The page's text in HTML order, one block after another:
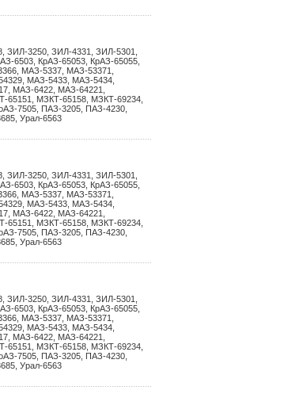
ЗИЛ-3250, ЗИЛ-4331, ЗИЛ-5301,
6503, КрАЗ-65053, КрАЗ-65055,
МАЗ-5337, МАЗ-53371,
МАЗ-5433, МАЗ-5434,
МАЗ-6422, МАЗ-64221,
МЗКТ-65158, МЗКТ-69234,
7505, ПАЗ-3205, ПАЗ-4230,
Урал-6563
ЗИЛ-3250, ЗИЛ-4331, ЗИЛ-5301,
6503, КрАЗ-65053, КрАЗ-65055,
МАЗ-5337, МАЗ-53371,
МАЗ-5433, МАЗ-5434,
МАЗ-6422, МАЗ-64221,
МЗКТ-65158, МЗКТ-69234,
7505, ПАЗ-3205, ПАЗ-4230,
Урал-6563
ЗИЛ-3250, ЗИЛ-4331, ЗИЛ-5301,
6503, КрАЗ-65053, КрАЗ-65055,
МАЗ-5337, МАЗ-53371,
МАЗ-5433, МАЗ-5434,
МАЗ-6422, МАЗ-64221,
МЗКТ-65158, МЗКТ-69234,
7505, ПАЗ-3205, ПАЗ-4230,
Урал-6563